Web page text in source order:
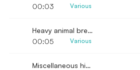
00:03
Various
Heavy animal breathing
00:05
Various
Miscellaneous hissing and attacking SFX